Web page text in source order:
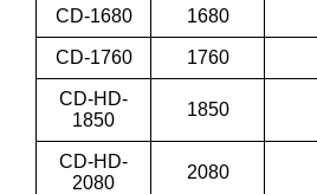
CD-1680 1680
CD-1760 1760
CD-HD-
1850
1850
CD-HD-
2080
2080